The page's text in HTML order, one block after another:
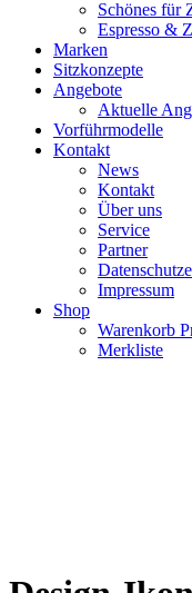
Schönes für
Espresso &
Marken
Sitzkonzepte
Angebote
Aktuelle
Vorführmodelle
Kontakt
News
Kontakt
Über uns
Service
Partner
Impressum
Shop
Warenkorb
Merkliste